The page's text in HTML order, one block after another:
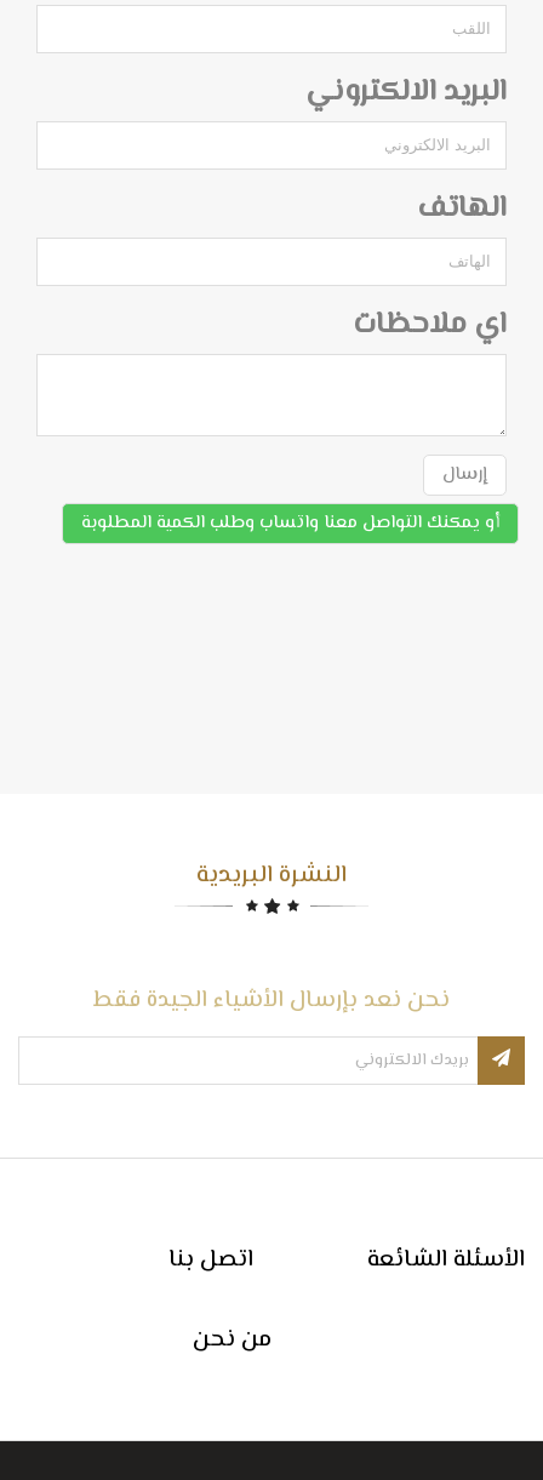
البريد الالكتروني
الهاتف
اي ملاحظات
إرسال
أو يمكنك التواصل معنا واتساب وطلب الكمية المطلوبة
النشرة البريدية
نحن نعد بإرسال الأشياء الجيدة فقط
اتصل بنا الأسئلة الشائعة
من نحن